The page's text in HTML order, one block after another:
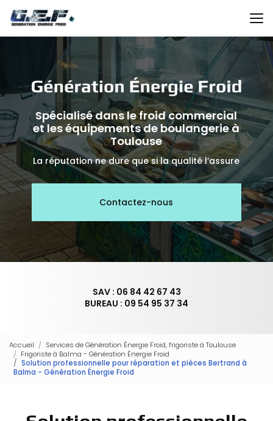
au
contenu
principal
Spécialisé dans le froid commercial
et les équipements de boulangerie à
Toulouse
La réputation ne dure que si la qualité l’assure
Contactez-nous
SAV : 06 84 42 67 43
BUREAU : 09 54 95 37 34
Accueil
Services de Génération Énergie Froid, frigoriste à Toulouse
Frigoriste à Balma - Génération Énergie Froid
Solution professionnelle pour réparation et pièces Bertrand à
Balma - Génération Énergie Froid